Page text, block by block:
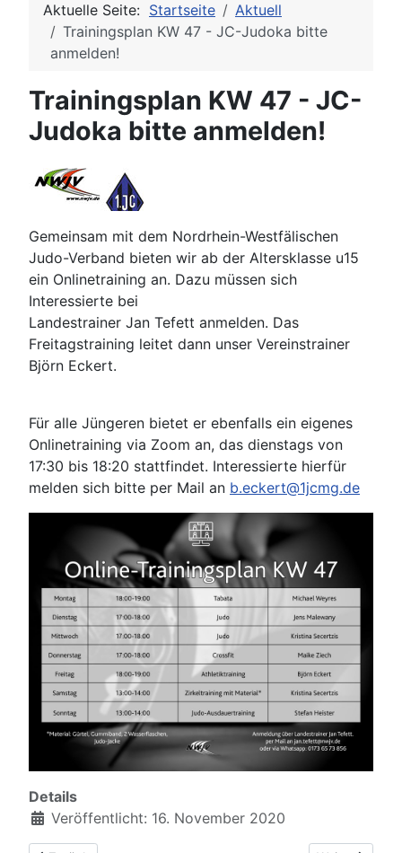
Aktuelle Seite: Startseite
Aktuell
Trainingsplan KW 47 - JC-Judoka bitte
anmelden!
Trainingsplan KW 47 - JC-
Judoka bitte anmelden!
Gemeinsam mit dem Nordrhein-Westfälischen
Judo-Verband bieten wir ab der Altersklasse u15
ein Onlinetraining an. Dazu müssen sich
Interessierte bei
Landestrainer Jan Tefett anmelden. Das
Freitagstraining leitet dann unser Vereinstrainer
Björn Eckert.
Für alle Jüngeren bietet er ebenfalls ein eigenes
Onlinetraining via Zoom an, das dienstags von
17:30 bis 18:20 stattfindet. Interessierte hierfür
melden sich bitte per Mail an b.eckert@1jcmg.de
Details
Veröffentlicht: 16. November 2020